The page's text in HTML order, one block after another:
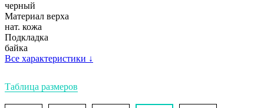
черный
Материал верха
нат. кожа
Подкладка
байка
Все характеристики ↓
Таблица размеров